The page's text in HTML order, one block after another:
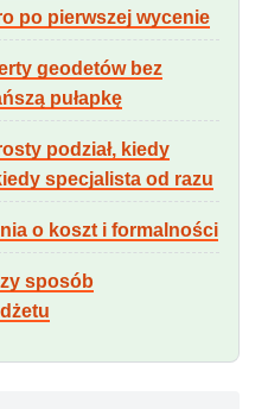
po pierwszej wycenie
geodetów bez
pułapkę
podział, kiedy
specjalista od razu
o koszt i formalności
sposób